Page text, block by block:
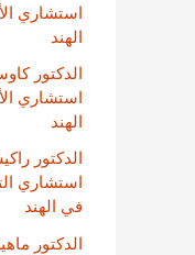
استشاري
الهند
الدكتور
استشاري
الهند
الدكتور
استشاري
في الهند
الدكتور